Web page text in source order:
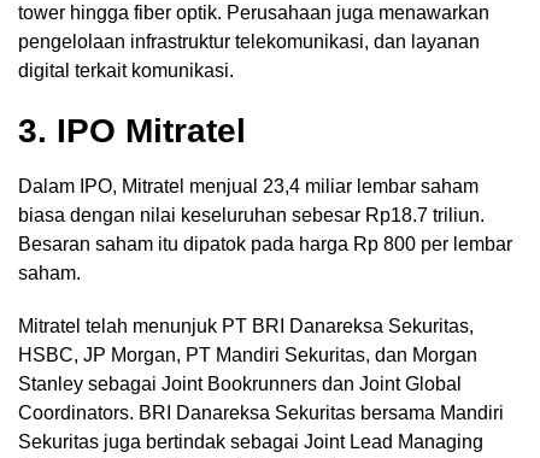
tower hingga fiber optik. Perusahaan juga menawarkan
pengelolaan infrastruktur telekomunikasi, dan layanan
digital terkait komunikasi.
3. IPO Mitratel
Dalam IPO, Mitratel menjual 23,4 miliar lembar saham
biasa dengan nilai keseluruhan sebesar Rp18.7 triliun.
Besaran saham itu dipatok pada harga Rp 800 per lembar
saham.
Mitratel telah menunjuk PT BRI Danareksa Sekuritas,
HSBC, JP Morgan, PT Mandiri Sekuritas, dan Morgan
Stanley sebagai Joint Bookrunners dan Joint Global
Coordinators. BRI Danareksa Sekuritas bersama Mandiri
Sekuritas juga bertindak sebagai Joint Lead Managing